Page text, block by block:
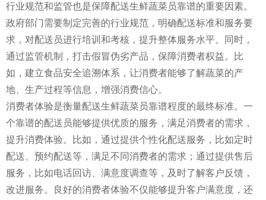
行业规范和监管也是保障配送生鲜蔬菜员靠谱的重要因素。
政府部门需要制定完善的行业规范，明确配送标准和服务要
求，对配送员进行培训和考核，提升整体服务水平。同时，
通过监管机制，打击假冒伪劣产品，保障消费者权益。比
如，建立食品安全追溯体系，让消费者能够了解蔬菜的产
地、生产过程等信息，增强消费信心。
消费者体验是衡量配送生鲜蔬菜员靠谱程度的最终标准。一
个靠谱的配送员能够提供优质的服务，满足消费者的需求，
提升消费体验。比如，通过提供个性化配送服务，比如定时
配送、预约配送等，满足不同消费者的需求；通过提供售后
服务，比如电话回访、满意度调查等，及时了解客户反馈，
改进服务。良好的消费者体验不仅能够提升客户满意度，还